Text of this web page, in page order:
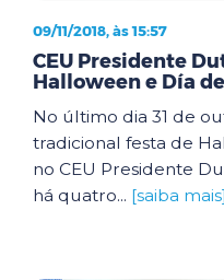
09/11/2018, às 15:57
CEU Presidente
Halloween e Día
No último dia 31 de
tradicional festa de
no CEU Presidente
há quatro... [saiba mais]